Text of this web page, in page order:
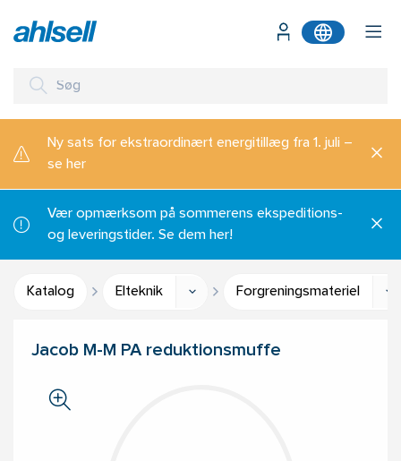
Ny sats for ekstraordinært energitillæg fra 1. juli –
se her
Vær opmærksom på sommerens ekspeditions-
og leveringstider. Se dem her!
Katalog Elteknik Forgreningsmateriel
Jacob M-M PA reduktionsmuffe